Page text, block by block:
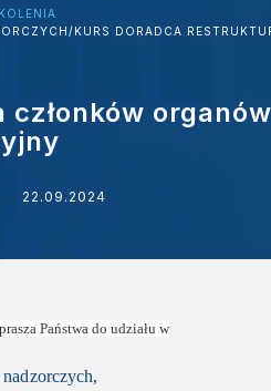
KURS DORADCA
22.09.2024
Państwa do udziału w
,